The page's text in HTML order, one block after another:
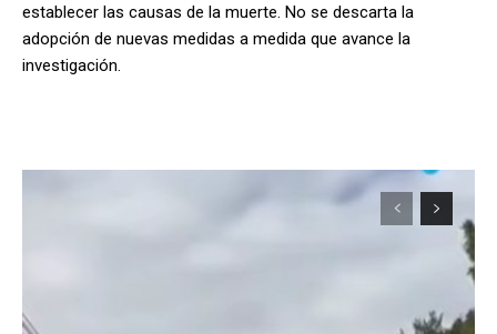
establecer las causas de la muerte. No se descarta la
adopción de nuevas medidas a medida que avance la
investigación.